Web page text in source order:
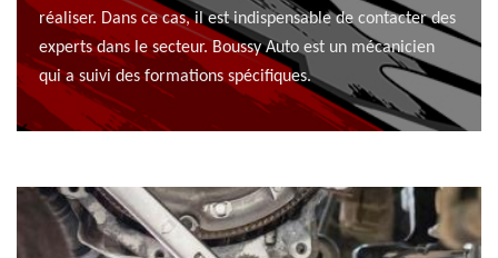
réaliser. Dans ce cas, il est indispensable de contacter des
experts dans le secteur. Boussy Auto est un mécanicien
qui a suivi des formations spécifiques.